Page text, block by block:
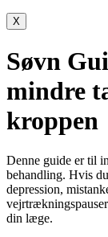
X
Søvn
mindre
kroppen
Denne guide er til
behandling. Hvis
depression,
din læge.